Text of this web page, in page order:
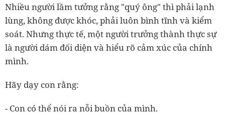
Nhiều người lầm tưởng rằng "quý ông" thì phải lạnh
lùng, không được khóc, phải luôn bình tĩnh và kiểm
soát. Nhưng thực tế, một người trưởng thành thực sự
là người dám đối diện và hiểu rõ cảm xúc của chính
mình.
Hãy dạy con rằng:
- Con có thể nói ra nỗi buồn của mình.